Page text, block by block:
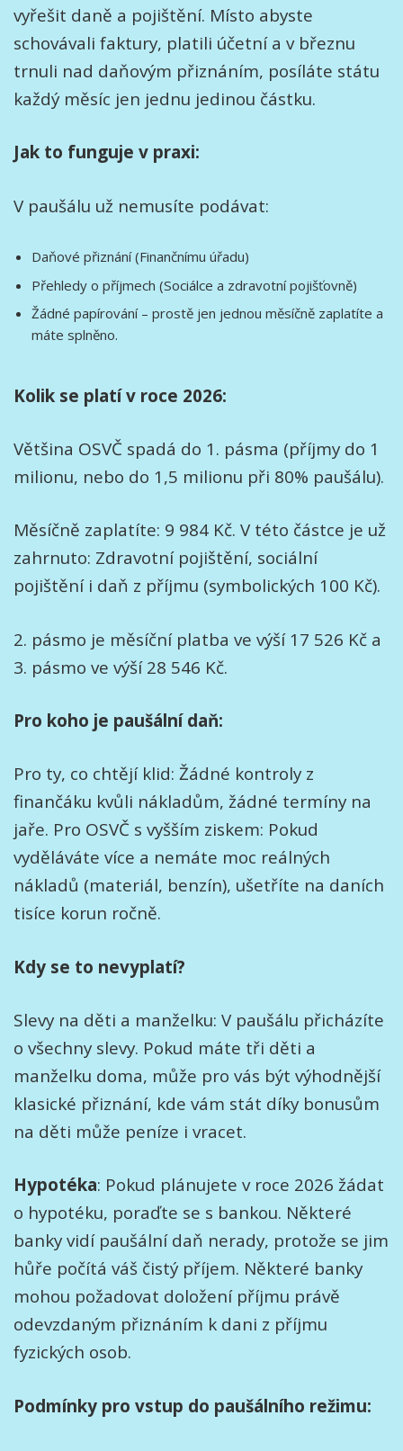
vyřešit daně a pojištění. Místo abyste
schovávali faktury, platili účetní a v březnu
trnuli nad daňovým přiznáním, posíláte státu
každý měsíc jen jednu jedinou částku.
Jak to funguje v praxi:
V paušálu už nemusíte podávat:
Daňové přiznání (Finančnímu úřadu)
Přehledy o příjmech (Sociálce a zdravotní pojišťovně)
Žádné papírování – prostě jen jednou měsíčně zaplatíte a
máte splněno.
Kolik se platí v roce 2026:
Většina OSVČ spadá do 1. pásma (příjmy do 1
milionu, nebo do 1,5 milionu při 80% paušálu).
Měsíčně zaplatíte: 9 984 Kč. V této částce je už
zahrnuto: Zdravotní pojištění, sociální
pojištění i daň z příjmu (symbolických 100 Kč).
2. pásmo je měsíční platba ve výší 17 526 Kč a
3. pásmo ve výší 28 546 Kč.
Pro koho je paušální daň:
Pro ty, co chtějí klid: Žádné kontroly z
finančáku kvůli nákladům, žádné termíny na
jaře. Pro OSVČ s vyšším ziskem: Pokud
vyděláváte více a nemáte moc reálných
nákladů (materiál, benzín), ušetříte na daních
tisíce korun ročně.
Kdy se to nevyplatí?
Slevy na děti a manželku: V paušálu přicházíte
o všechny slevy. Pokud máte tři děti a
manželku doma, může pro vás být výhodnější
klasické přiznání, kde vám stát díky bonusům
na děti může peníze i vracet.
Hypotéka: Pokud plánujete v roce 2026 žádat
o hypotéku, poraďte se s bankou. Některé
banky vidí paušální daň nerady, protože se jim
hůře počítá váš čistý příjem. Některé banky
mohou požadovat doložení příjmu právě
odevzdaným přiznáním k dani z příjmu
fyzických osob.
Podmínky pro vstup do paušálního režimu: